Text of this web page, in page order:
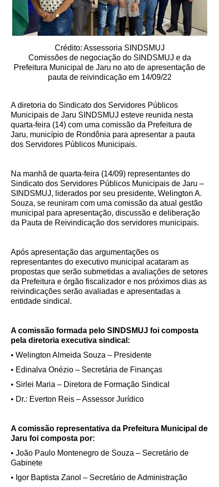
Crédito: Assessoria SINDSMUJ
Comissões de negociação do SINDSMUJ e da
Prefeitura Municipal de Jaru no ato de apresentação de
pauta de reivindicação em 14/09/22
A diretoria do Sindicato dos Servidores Públicos
Municipais de Jaru SINDSMUJ esteve reunida nesta
quarta-feira (14) com uma comissão da Prefeitura de
Jaru, município de Rondônia para apresentar a pauta
dos Servidores Públicos Municipais.
Na manhã de quarta-feira (14/09) representantes do
Sindicato dos Servidores Públicos Municipais de Jaru –
SINDSMUJ, liderados por seu presidente, Welington A.
Souza, se reuniram com uma comissão da atual gestão
municipal para apresentação, discussão e deliberação
da Pauta de Reivindicação dos servidores municipais.
Após apresentação das argumentações os
representantes do executivo municipal acataram as
propostas que serão submetidas a avaliações de setores
da Prefeitura e órgão fiscalizador e nos próximos dias as
reivindicações serão avaliadas e apresentadas a
entidade sindical.
A comissão formada pelo SINDSMUJ foi composta
pela diretoria executiva sindical:
• Welington Almeida Souza – Presidente
• Edinalva Onézio – Secretária de Finanças
• Sirlei Maria – Diretora de Formação Sindical
• Dr.: Everton Reis – Assessor Jurídico
A comissão representativa da Prefeitura Municipal de
Jaru foi composta por:
• João Paulo Montenegro de Souza – Secretário de
Gabinete
• Igor Baptista Zanol – Secretário de Administração